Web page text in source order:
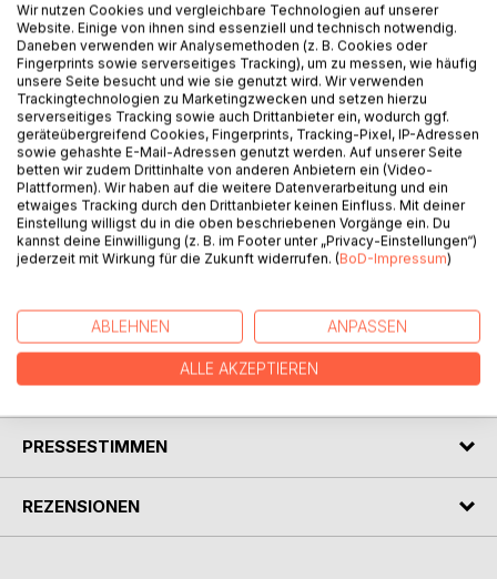
BESCHREIBUNG
Der Titel basiert auf einer Serie, die es in der heimischen
Presse gab. Bei dieser Serie begab sich ein "Bobtail"-
ähnlicher Hund (Bearded Collie) auf Entdeckungstour durch
Ostwestfalen und machte dazu witzige Sprüche. Der Autor
war nicht nur Werbetexter, sondern auch TV-Gagschreiber
und hat das Buch mit vielen liebevollen Gags und Foto-
Gags ausgestattet. Dazu enthält es viele interessante
Ausflugs- und Geheim-Tipps für Touristen in Ostwestfalen.
lesenswert. Auch für Hundeliebhaber ein tolles Geschenk.
AUTOR/IN
PRESSESTIMMEN
REZENSIONEN
Wir nutzen Cookies und vergleichbare Technologien auf unserer
Website. Einige von ihnen sind essenziell und technisch notwendig.
Daneben verwenden wir Analysemethoden (z. B. Cookies oder
Fingerprints sowie serverseitiges Tracking), um zu messen, wie häufig
unsere Seite besucht und wie sie genutzt wird. Wir verwenden
Trackingtechnologien zu Marketingzwecken und setzen hierzu
serverseitiges Tracking sowie auch Drittanbieter ein, wodurch ggf.
geräteübergreifend Cookies, Fingerprints, Tracking-Pixel, IP-Adressen
sowie gehashte E-Mail-Adressen genutzt werden. Auf unserer Seite
betten wir zudem Drittinhalte von anderen Anbietern ein (Video-
Plattformen). Wir haben auf die weitere Datenverarbeitung und ein
etwaiges Tracking durch den Drittanbieter keinen Einfluss. Mit deiner
Einstellung willigst du in die oben beschriebenen Vorgänge ein. Du
kannst deine Einwilligung (z. B. im Footer unter „Privacy-Einstellungen“)
jederzeit mit Wirkung für die Zukunft widerrufen. (BoD-Impressum)
ABLEHNEN ANPASSEN
ALLE AKZEPTIEREN